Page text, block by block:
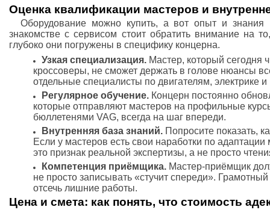
Оценка квалификации мастеров и
Оборудование можно купить, а вот опыт и
знакомстве с сервисом стоит обратить внимание на
глубоко они погружены в специфику концерна.
Узкая специализация. Мастер, который сегодня
кроссоверы, не сможет держать в голове нюансы
отдельные специалисты по двигателям, электрике и
Регулярное обучение. Концерн постоянно
которые отправляют мастеров на профильные
бюллетенями VAG, всегда на шаг впереди.
Внутренняя база знаний. Попросите показать,
Если у мастеров есть свои наработки по
это признак реальной экспертизы, а не просто
Компетенция приёмщика. Мастер-приёмщик
не просто записывать «стучит спереди».
отсечь лишние работы.
Цена и смета: как понять, что стоимость